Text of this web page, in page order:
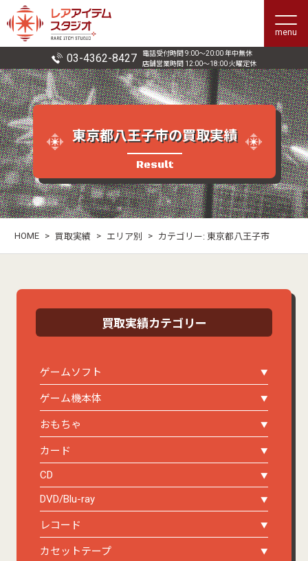
menu
03-4362-8427
電話受付時間 9:00〜20:00 年中無休
店舗営業時間 12:00〜18:00 火曜定休
東京都八王子市の買取実績
Result
HOME > 買取実績 > エリア別 > カテゴリー: 東京都八王子市
買取実績カテゴリー
ゲームソフト
ゲーム機本体
おもちゃ
カード
CD
DVD/Blu-ray
レコード
カセットテープ